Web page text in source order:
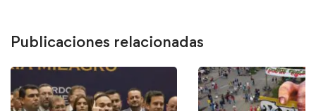
Publicaciones relacionadas